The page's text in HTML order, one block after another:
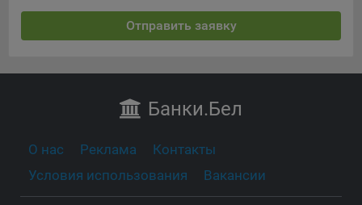
Отправить заявку
Банки.Бел
О нас Реклама
Контакты
Условия использования
Вакансии